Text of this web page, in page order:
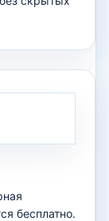
бесплатно.